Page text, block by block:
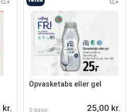
kr.
Opvasketabs eller gel
5 dage 25,00 kr.